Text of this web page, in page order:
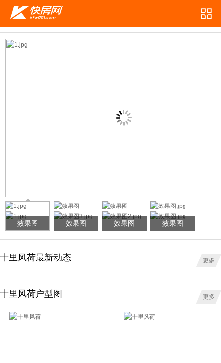
效果图 效果图 效果图 效果图
十里风荷最新动态 更多
十里风荷户型图 更多